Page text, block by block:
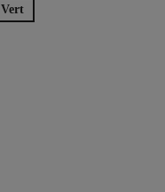
Vert